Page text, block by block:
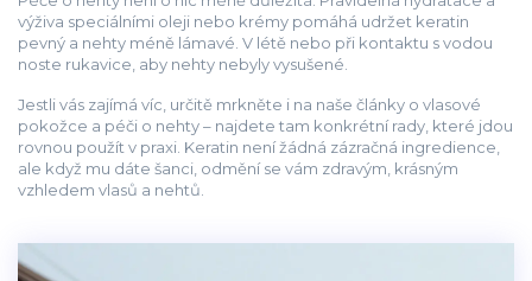
výživa speciálními oleji nebo krémy pomáhá udržet keratin
pevný a nehty méně lámavé. V létě nebo při kontaktu s vodou
noste rukavice, aby nehty nebyly vysušené.
Jestli vás zajímá víc, určitě mrkněte i na naše články o vlasové
pokožce a péči o nehty – najdete tam konkrétní rady, které jdou
rovnou použít v praxi. Keratin není žádná zázračná ingredience,
ale když mu dáte šanci, odmění se vám zdravým, krásným
vzhledem vlasů a nehtů.